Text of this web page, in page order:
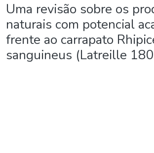
Uma revisão sobre os
naturais com potencial
frente ao carrapato
sanguineus (Latreille